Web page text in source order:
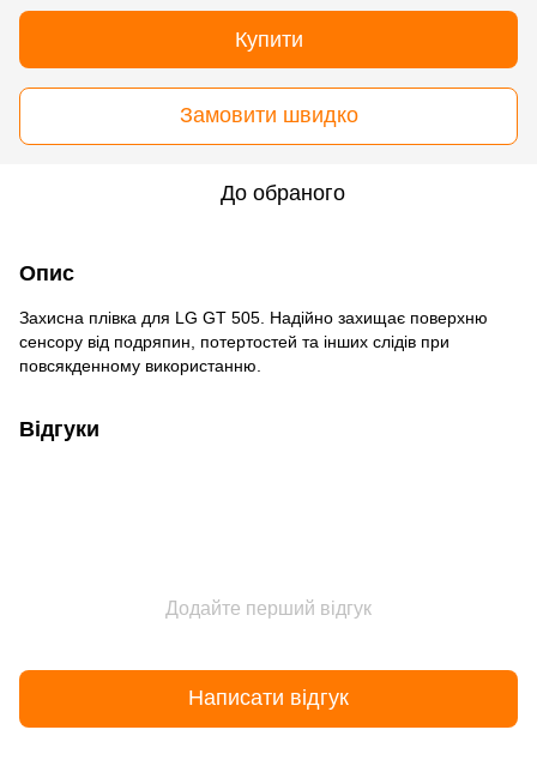
Купити
Замовити швидко
До обраного
Опис
Захисна плівка для LG GT 505. Надійно захищає поверхню
сенсору від подряпин, потертостей та інших слідів при
повсякденному використанню.
Відгуки
Додайте перший відгук
Написати відгук